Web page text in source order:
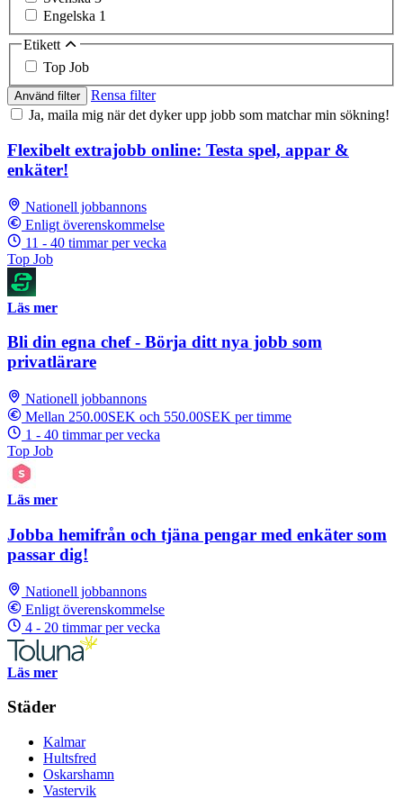
Engelska 1
Etikett
Top Job
Använd filter
Rensa filter
Ja, maila mig när det dyker upp jobb som matchar min sökning!
Flexibelt extrajobb online: Testa spel, appar &
enkäter!
Nationell jobbannons
Enligt överenskommelse
11 - 40 timmar per vecka
Top Job
Läs mer
Bli din egna chef - Börja ditt nya jobb som
privatlärare
Nationell jobbannons
Mellan 250.00SEK och 550.00SEK per timme
1 - 40 timmar per vecka
Top Job
Läs mer
Jobba hemifrån och tjäna pengar med enkäter som
passar dig!
Nationell jobbannons
Enligt överenskommelse
4 - 20 timmar per vecka
Läs mer
Städer
Kalmar
Hultsfred
Oskarshamn
Vastervik